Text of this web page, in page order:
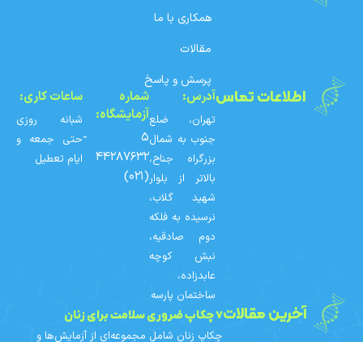
همکاری با ما
مقالات
پرسش و پاسخ
اطلاعات تماسآدرس:
تهران، ضلع
جنوب به شمال
بزرگراه جناح،
بالاتر از بلوار
شهید گلاب،
نرسیده به فلکه
دوم صادقیه،
نبش کوچه
عابدزاده،
ساختمان پارسه
شماره‌
آزمایشگاه:
۵ -
۴۴۲۸۷۶۳۲
(۰۲۱)
ساعات کاری:
شبانه روزی
حتی جمعه و
ایام تعطیل
آخرین مقالات۷ چکاپ ضروری سلامت برای زنان
چکاپ زنان شامل مجموعه‌ای از آزمایش‌ها و